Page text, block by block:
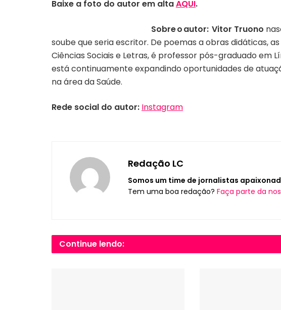
Baixe a foto do autor em altaAQUI.
Sobre o autor: Vitor Truono
soube que seria escritor. De poemas a obras didáticas,
Ciências Sociais e Letras, é professor pós-graduado em
está continuamente expandindo oportunidades de
na área da Saúde.
Rede social do autor: Instagram
Redação LC
Somos um time de jornalistas
Tem uma boa redação? Faça parte da
Continue lendo: